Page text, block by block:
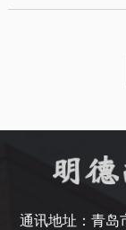
通讯地址：青岛